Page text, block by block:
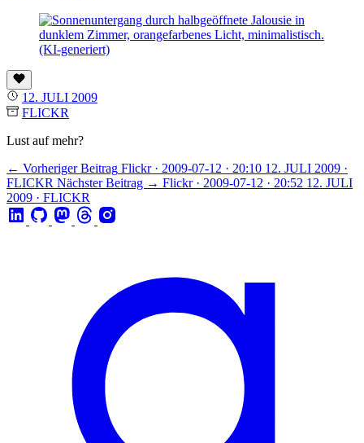
12. JULI 2009
FLICKR
Lust auf mehr?
← Vorheriger Beitrag Flickr · 2009-07-12 · 20:10 12. JULI 2009 ·
FLICKR Nächster Beitrag → Flickr · 2009-07-12 · 20:52 12. JULI
2009 · FLICKR